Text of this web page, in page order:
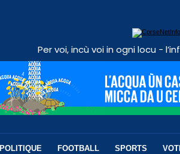
Per voi, incù voi in ogni locu -
POLITIQUE FOOTBALL SPORTS